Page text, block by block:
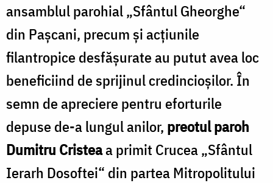
ansamblul parohial „Sfântul Gheorghe“
din Paşcani, precum şi acţiunile
filantropice desfăşurate au putut avea loc
beneficiind de sprijinul credincioşilor. În
semn de apreciere pentru eforturile
depuse de-a lungul anilor, preotul paroh
Dumitru Cristeaa primit Crucea „Sfântul
Ierarh Dosoftei“ din partea Mitropolitului